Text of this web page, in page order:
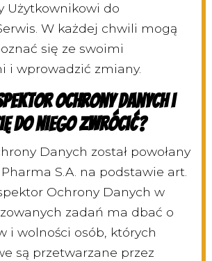
Użytkownikowi do
W każdej chwili mogą
się ze swoimi
i wprowadzić zmiany.
Ochrony Danych i
do niego zwrócić?
Danych został powołany
S.A. na podstawie art.
Ochrony Danych w
zadań ma dbać o
i wolności osób, których
są przetwarzane przez